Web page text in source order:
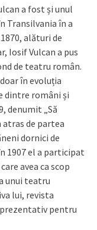
a fost și unul
Transilvania în a
alături de
Iosif Vulcan a pus
de teatru român.
în evoluția
dintre români și
denumit „Să
de partea
dornici de
1907 el a participat
avea ca scop
unui teatru
lui, revista
pentru